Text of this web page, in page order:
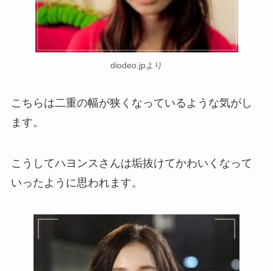
diodeo.jpより
こちらは二重の幅が狭くなっているような気がし
ます。
こうしてハヨンスさんは垢抜けてかわいくなって
いったように思われます。